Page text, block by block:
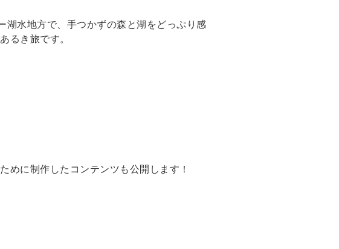
湖水地方で、手つかずの森と湖をどっぷり感
るき旅です。
めに制作したコンテンツも公開します！